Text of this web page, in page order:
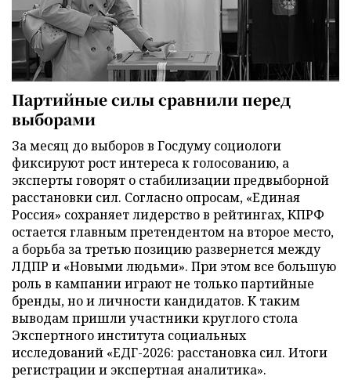
Партийные силы сравнили перед
выборами
За месяц до выборов в Госдуму социологи
фиксируют рост интереса к голосованию, а
эксперты говорят о стабилизации предвыборной
расстановки сил. Согласно опросам, «Единая
Россия» сохраняет лидерство в рейтингах, КПРФ
остается главным претендентом на второе место,
а борьба за третью позицию развернется между
ЛДПР и «Новыми людьми». При этом все большую
роль в кампании играют не только партийные
бренды, но и личности кандидатов. К таким
выводам пришли участники круглого стола
Экспертного института социальных
исследований «ЕДГ-2026: расстановка сил. Итоги
регистрации и экспертная аналитика».